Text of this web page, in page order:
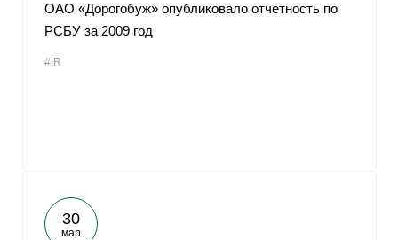
ОАО «Дорогобуж» опубликовало отчетность по
РСБУ за 2009 год
#IR
30
мар